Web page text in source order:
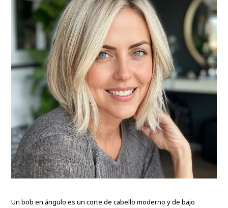
Un bob en ángulo es un corte de cabello moderno y de bajo